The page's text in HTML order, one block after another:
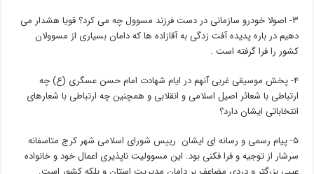
۳- اصولا خودرو سازمانی در دست فرزند مسوول چه می کرد؟ قویا هشدار می
دهیم در باره پدیده آفت زدگی به آقازاده ها که دامان بسیاری از مسوولان
کشور را فرا گرفته است .
۴- پخش موسیقی غربی آنهم در ایام شهادت امام حسن عسگری (ع) چه
ارتباطی با شعائر اصیل اسلامی و انقلابی و همچنین چه ارتباطی با شعارهای
انتخاباتی ایشان دارد؟
۵- پیام رسمی و رسانه ای ایشان رییس شورای اسلامی شهر کرج متاسفانه
سرشار از توجیه و فرا فکنی بود. این مسوولیت ناپذیری اعمال خود و خانواده